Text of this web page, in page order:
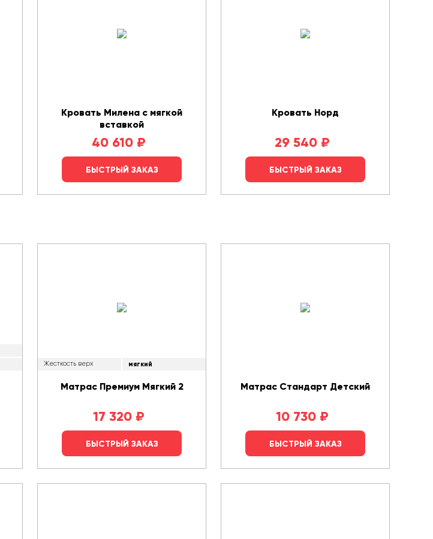
Кровать Милена с мягкой
вставкой
40 610 ₽
БЫСТРЫЙ ЗАКАЗ
Кровать Норд
29 540 ₽
БЫСТРЫЙ ЗАКАЗ
Жесткость верх мягкий
Матрас Премиум Мягкий 2
17 320 ₽
БЫСТРЫЙ ЗАКАЗ
Матрас Стандарт Детский
10 730 ₽
БЫСТРЫЙ ЗАКАЗ